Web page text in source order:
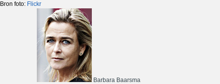
Bron foto: Flickr
Barbara Baarsma